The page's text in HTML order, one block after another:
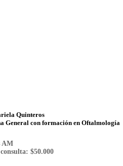
Quinteros
General con formación en Oftalmología
AM
$50.000